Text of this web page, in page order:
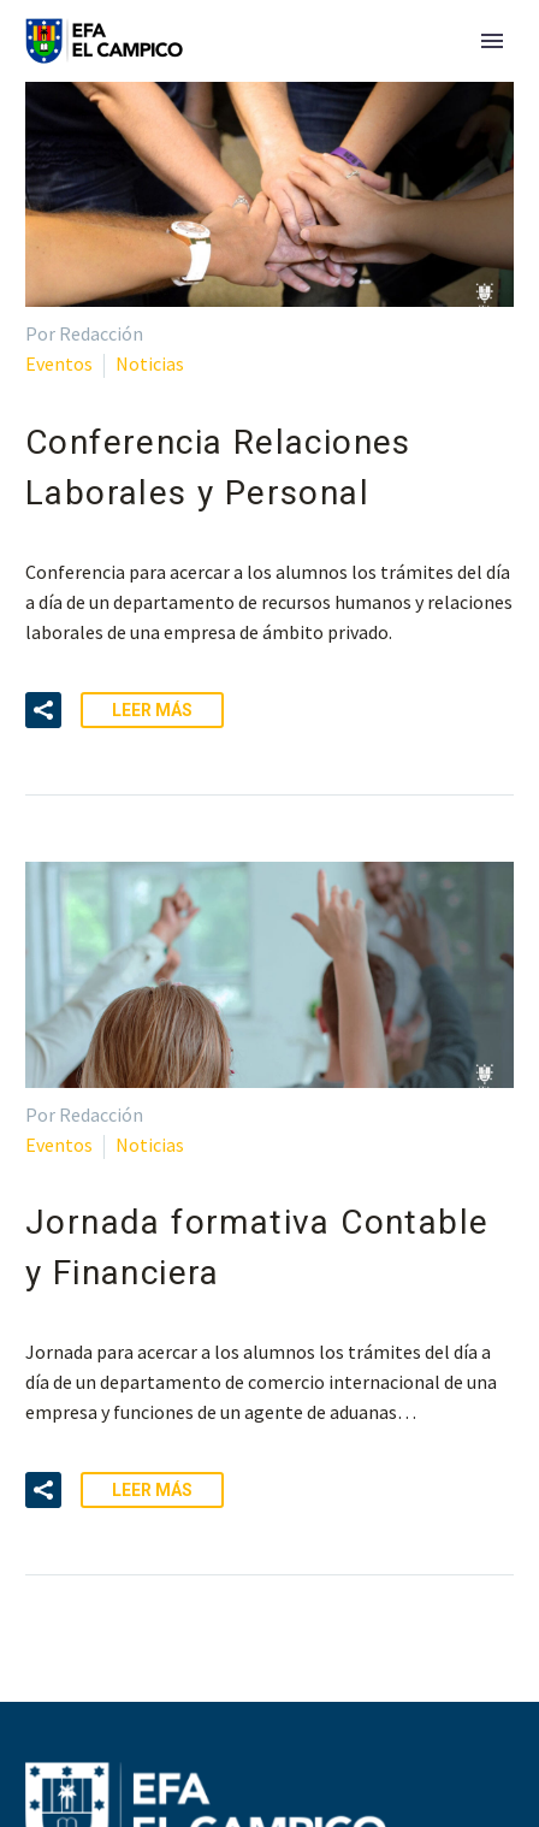
Por Redacción
Eventos
Noticias
Conferencia Relaciones
Laborales y Personal
Conferencia para acercar a los alumnos los trámites del día
a día de un departamento de recursos humanos y relaciones
laborales de una empresa de ámbito privado.
LEER MÁS
Por Redacción
Eventos
Noticias
Jornada formativa Contable
y Financiera
Jornada para acercar a los alumnos los trámites del día a
día de un departamento de comercio internacional de una
empresa y funciones de un agente de aduanas…
LEER MÁS